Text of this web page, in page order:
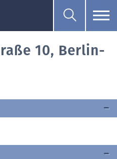
10, Berlin-